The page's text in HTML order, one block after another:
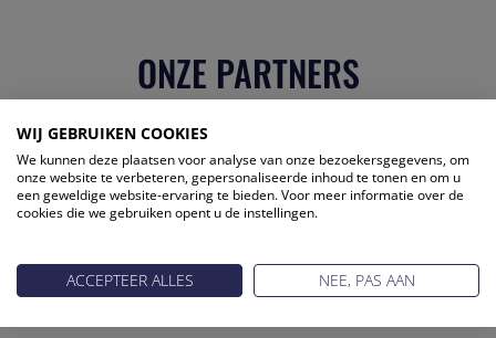
ONZE PARTNERS
WIJ GEBRUIKEN COOKIES
We kunnen deze plaatsen voor analyse van onze bezoekersgegevens, om
onze website te verbeteren, gepersonaliseerde inhoud te tonen en om u
een geweldige website-ervaring te bieden. Voor meer informatie over de
cookies die we gebruiken opent u de instellingen.
ACCEPTEER ALLES NEE, PAS AAN